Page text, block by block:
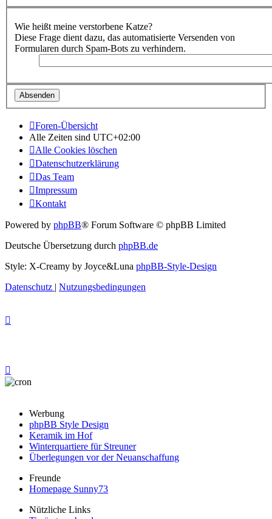
Wie heißt meine verstorbene Katze?
Diese Frage dient dazu, das automatisierte Versenden von
Formularen durch Spam-Bots zu verhindern.
Foren-Übersicht
Alle Zeiten sind UTC+02:00
Alle Cookies löschen
Datenschutzerklärung
Das Team
Impressum
Kontakt
Powered by phpBB® Forum Software © phpBB Limited
Deutsche Übersetzung durch phpBB.de
Style: X-Creamy by Joyce&Luna phpBB-Style-Design
Datenschutz | Nutzungsbedingungen
Werbung
phpBB Style Design
Keramik im Hof
Winterquartiere für Streuner
Überlegungen vor der Neuanschaffung
Freunde
Homepage Sunny73
Nützliche Links